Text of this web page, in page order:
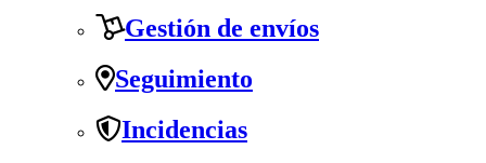
Gestión de envíos
Seguimiento
Incidencias